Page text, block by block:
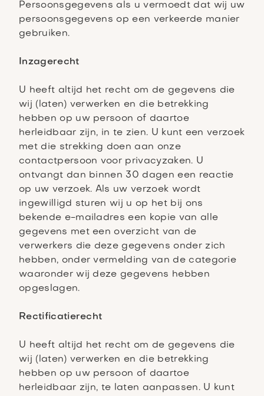
Persoonsgegevens als u vermoedt dat wij uw
persoonsgegevens op een verkeerde manier
gebruiken.
Inzagerecht
U heeft altijd het recht om de gegevens die
wij (laten) verwerken en die betrekking
hebben op uw persoon of daartoe
herleidbaar zijn, in te zien. U kunt een verzoek
met die strekking doen aan onze
contactpersoon voor privacyzaken. U
ontvangt dan binnen 30 dagen een reactie
op uw verzoek. Als uw verzoek wordt
ingewilligd sturen wij u op het bij ons
bekende e-mailadres een kopie van alle
gegevens met een overzicht van de
verwerkers die deze gegevens onder zich
hebben, onder vermelding van de categorie
waaronder wij deze gegevens hebben
opgeslagen.
Rectificatierecht
U heeft altijd het recht om de gegevens die
wij (laten) verwerken en die betrekking
hebben op uw persoon of daartoe
herleidbaar zijn, te laten aanpassen. U kunt